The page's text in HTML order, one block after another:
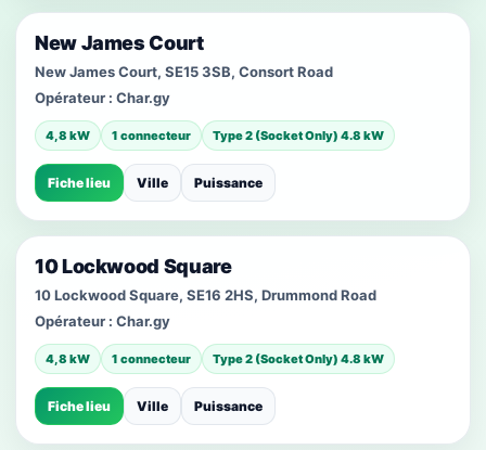
New James Court
New James Court, SE15 3SB, Consort Road
Opérateur : Char.gy
4,8 kW 1 connecteur Type 2 (Socket Only) 4.8 kW
Fiche lieu Ville Puissance
10 Lockwood Square
10 Lockwood Square, SE16 2HS, Drummond Road
Opérateur : Char.gy
4,8 kW 1 connecteur Type 2 (Socket Only) 4.8 kW
Fiche lieu Ville Puissance